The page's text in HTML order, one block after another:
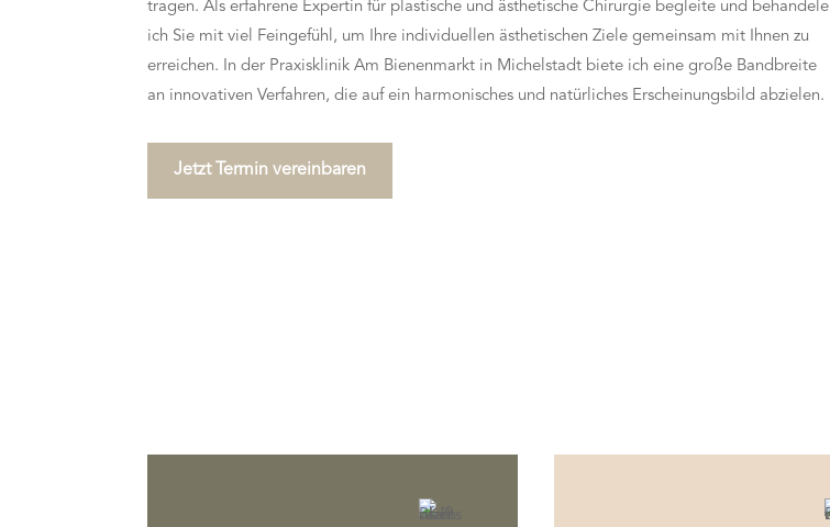
tragen. Als erfahrene Expertin für plastische und ästhetische Chirurgie begleite und behandele
ich Sie mit viel Feingefühl, um Ihre individuellen ästhetischen Ziele gemeinsam mit Ihnen zu
erreichen. In der Praxisklinik Am Bienenmarkt in Michelstadt biete ich eine große Bandbreite
an innovativen Verfahren, die auf ein harmonisches und natürliches Erscheinungsbild abzielen.
Jetzt Termin vereinbaren